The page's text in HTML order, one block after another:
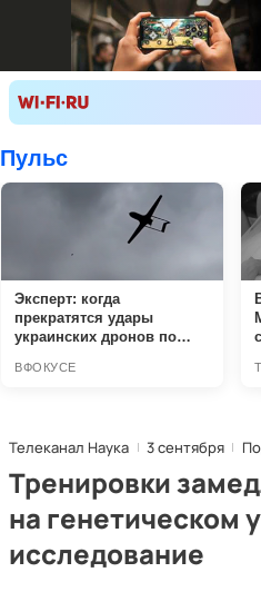
Телеканал Наука 3 сентября
Тренировки
на генетическом
исследование